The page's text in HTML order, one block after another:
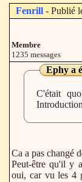
Fenrill - Publié
Membre
1235 messages
Ephy a
C'était
Ca a pas changé
Peut-être qu'il y
oui, car vu les 4